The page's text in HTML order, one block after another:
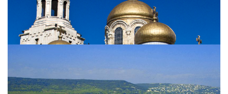
Goûtez aux plats typiques bulgares. Retrouvez les
savoureuses recettes traditionnelles.View more